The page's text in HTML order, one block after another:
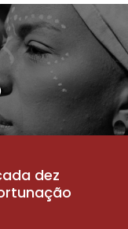
dez